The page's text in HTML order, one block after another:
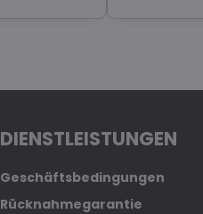
DIENSTLEISTUNGEN
Geschäftsbedingungen
Rücknahmegarantie